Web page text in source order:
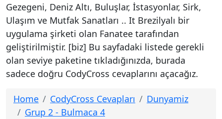
Gezegeni, Deniz Altı, Buluşlar, İstasyonlar, Sirk,
Ulaşım ve Mutfak Sanatları .. It Brezilyalı bir
uygulama şirketi olan Fanatee tarafından
geliştirilmiştir. [biz] Bu sayfadaki listede gerekli
olan seviye paketine tıkladığınızda, burada
sadece doğru CodyCross cevaplarını açacağız.
Home CodyCross Cevapları
Dunyamiz
Grup 2 - Bulmaca 4